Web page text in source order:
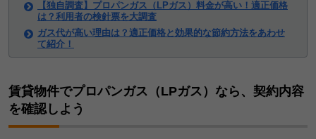
【独自調査】プロパンガス（LPガス）料金が高い！適正価格
は？利用者の検針票を大調査
ガス代が高い理由は？適正価格と効果的な節約方法をあわせ
て紹介！
賃貸物件でプロパンガス（LPガス）なら、契約内容
を確認しよう